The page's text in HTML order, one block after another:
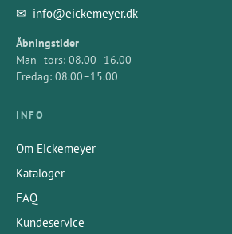
✉ info@eickemeyer.dk
Åbningstider
Man–tors: 08.00–16.00
Fredag: 08.00–15.00
INFO
Om Eickemeyer
Kataloger
FAQ
Kundeservice